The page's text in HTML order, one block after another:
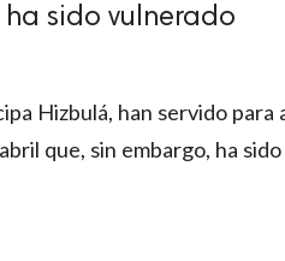
sido vulnerado
Hizbulá, han servido para
que, sin embargo, ha